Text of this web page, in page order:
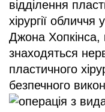
відділення
хірургії
Джона Хопкінса,
знаходяться
пластичного
безпечного